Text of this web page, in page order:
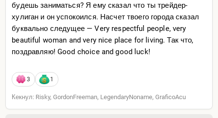
будет прикол — ПОНЯТИЯ не имеешь, что ты там
Технически, ну да, ты там. Боже мой, посмотрите какие
ебеня! Это видео посмотрит парнишка из
Междуреченска и подумает, что ему показывают Марс
(точечка это геолока где я физически в эти секунды
будешь заниматься? Я ему сказал что ты трейдер-
хулиган и он успокоился. Насчет твоего города сказал
буквально следущее — Very respectful people, very
beautiful woman and very nice place for living. Так что,
поздравляю! Good choice and good luck!
3 1
Кекнул: Risky, GordonFreeman, LegendaryNoname, GraficoAcu